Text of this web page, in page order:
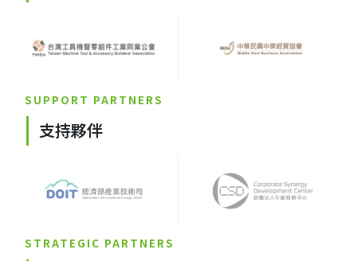
SUPPORT PARTNERS
支持夥伴
STRATEGIC PARTNERS